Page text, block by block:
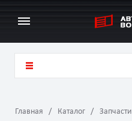
Главная Каталог
Запчасти